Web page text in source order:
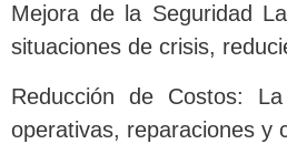
Mejora de la Seguridad
situaciones de crisis,
Reducción de Costos:
operativas, reparaciones y